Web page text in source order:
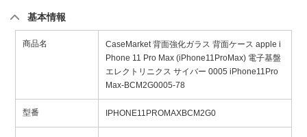
基本情報
商品名
CaseMarket 背面強化ガラス 背面ケース apple i
Phone 11 Pro Max (iPhone11ProMax) 電子基盤
エレクトリニクス サイバー 0005 iPhone11Pro
Max-BCM2G0005-78
型番 IPHONE11PROMAXBCM2G0